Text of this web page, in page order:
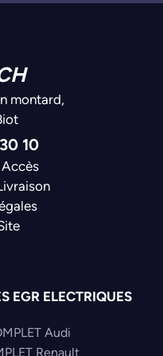
montard,
10
EGR ELECTRIQUES
Audi
Renault